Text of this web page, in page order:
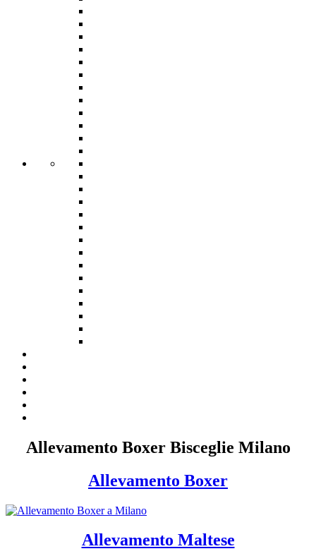
Allevamento Boxer Bisceglie Milano
Allevamento Boxer
Allevamento Maltese